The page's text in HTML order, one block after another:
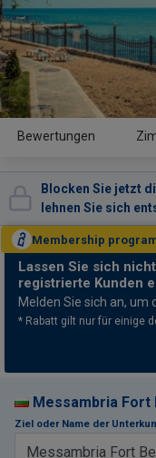
Bewertungen
Blocken Sie jetzt
lehnen Sie sich
Membership
Lassen Sie sich nicht
registrierte Kunden
Melden Sie sich an,
* Rabatt gilt nur für einige
Messambria Fort
Ziel oder Name der